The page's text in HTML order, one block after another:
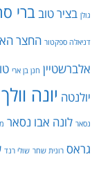
גולן בציר טובברי
דניאלה ספקטור החצר
אלברשטיין חנן בן ארי
יולנטה יונה וולך
נסאר לונה אבו נסאר
גראס רונית שחר שולי רנד